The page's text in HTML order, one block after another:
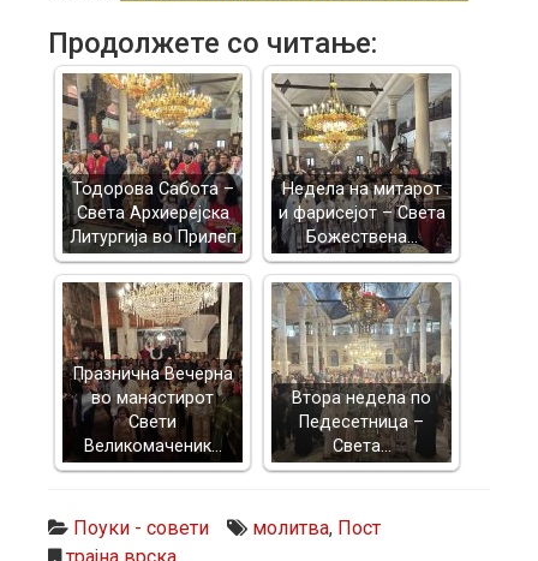
Продолжете со читање:
Тодорова Сабота –
Света Архиерејска
Литургија во Прилеп
Недела на митарот
и фарисејот – Светa
Божествена…
Празнична Вечерна
во манастирот
Свети
Великомаченик…
Втора недела по
Педесетница –
Света…
Поуки - совети молитва, Пост